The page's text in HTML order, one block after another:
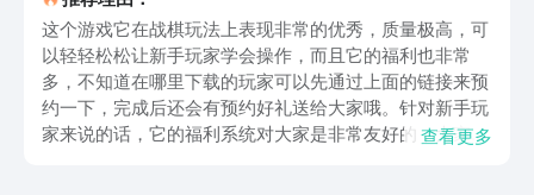
这个游戏它在战棋玩法上表现非常的优秀，质量极高，可
以轻轻松松让新手玩家学会操作，而且它的福利也非常
多，不知道在哪里下载的玩家可以先通过上面的链接来预
约一下，完成后还会有预约好礼送给大家哦。针对新手玩
家来说的话，它的福利系统对大家是非常友好的，大家进
查看更多